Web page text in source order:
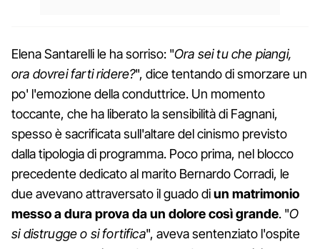
Elena Santarelli le ha sorriso: "Ora sei tu che piangi,
ora dovrei farti ridere?", dice tentando di smorzare un
po' l'emozione della conduttrice. Un momento
toccante, che ha liberato la sensibilità di Fagnani,
spesso è sacrificata sull'altare del cinismo previsto
dalla tipologia di programma. Poco prima, nel blocco
precedente dedicato al marito Bernardo Corradi, le
due avevano attraversato il guado diun matrimonio
messo a dura prova da un dolore così grande. "O
si distrugge o si fortifica", aveva sentenziato l'ospite